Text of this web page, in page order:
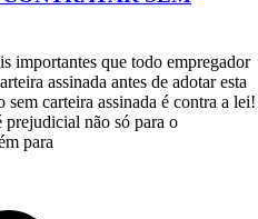
importantes que todo empregador
assinada antes de adotar esta
carteira assinada é contra a lei!
prejudicial não só para o
para